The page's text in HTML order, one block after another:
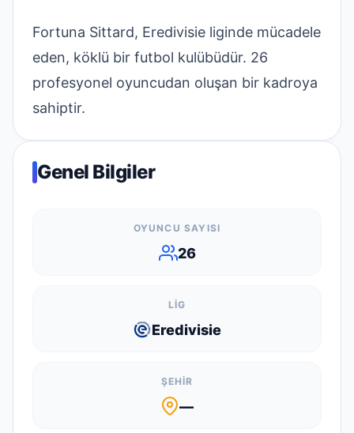
Fortuna Sittard, Eredivisie liginde mücadele
eden, köklü bir futbol kulübüdür. 26
profesyonel oyuncudan oluşan bir kadroya
sahiptir.
Genel Bilgiler
OYUNCU SAYISI
26
LIG
Eredivisie
ŞEHIR
—